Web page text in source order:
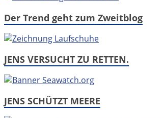
Der Trend geht zum Zweitblog
JENS VERSUCHT ZU RETTEN.
JENS SCHÜTZT MEERE